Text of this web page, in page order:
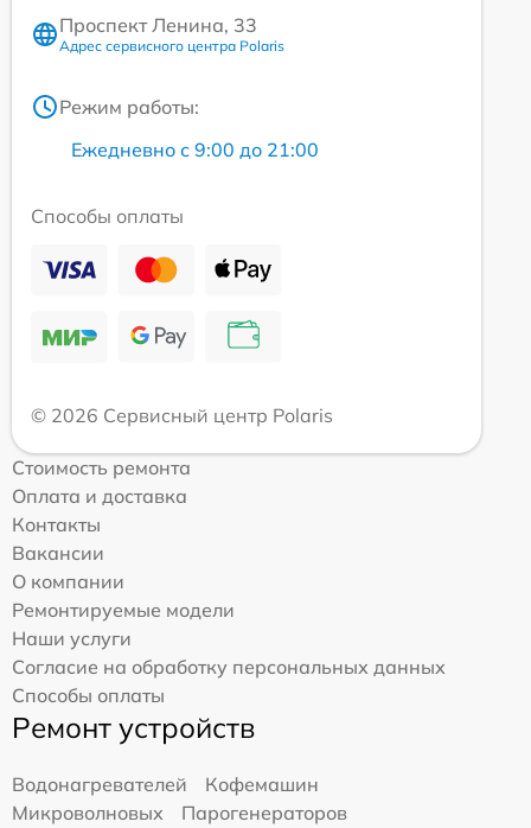
Проспект Ленина, 33
Адрес сервисного центра Polaris
Режим работы:
Ежедневно с 9:00 до 21:00
Способы оплаты
© 2026 Сервисный центр Polaris
Стоимость ремонта
Оплата и доставка
Контакты
Вакансии
О компании
Ремонтируемые модели
Наши услуги
Согласие на обработку персональных данных
Способы оплаты
Ремонт устройств
Водонагревателей
Кофемашин
Микроволновых
Парогенераторов